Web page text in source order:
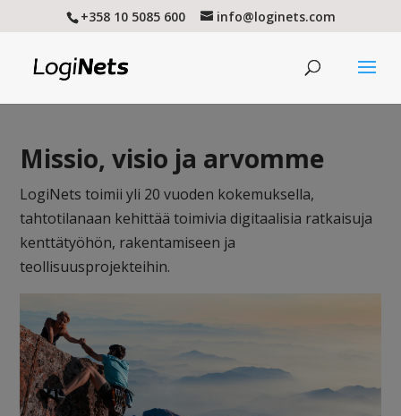
+358 10 5085 600 info@loginets.com
Missio, visio ja arvomme
LogiNets toimii yli 20 vuoden kokemuksella,
tahtotilanaan kehittää toimivia digitaalisia ratkaisuja
kenttätyöhön, rakentamiseen ja
teollisuusprojekteihin.